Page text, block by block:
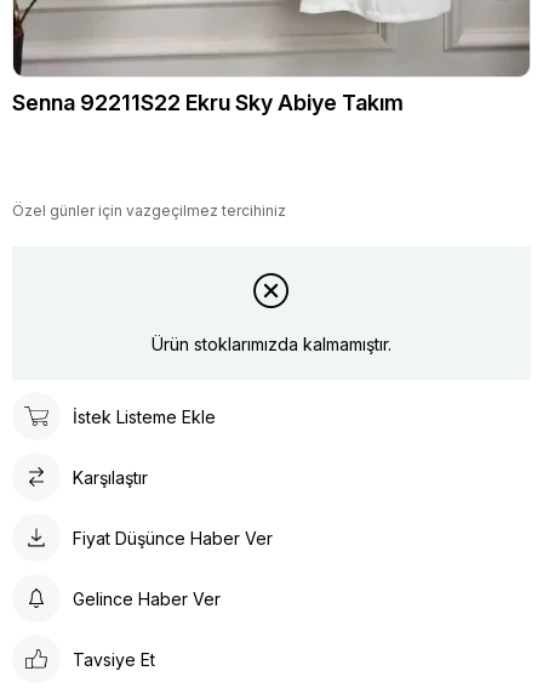
Senna 92211S22 Ekru Sky Abiye Takım
Özel günler için vazgeçilmez tercihiniz
Ürün stoklarımızda kalmamıştır.
İstek Listeme Ekle
Karşılaştır
Fiyat Düşünce Haber Ver
Gelince Haber Ver
Tavsiye Et